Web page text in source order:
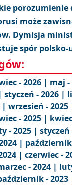
porozumienie
może
Dymisja
spór
- 2026 | maj -
styczeń - 2026 |
| wrzesień - 2025
- 2025 |
- 2025 | styczeń
|
| czerwiec -
- 2024 |
- 2023